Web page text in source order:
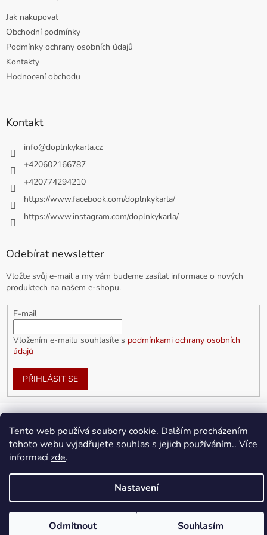
Tento web používá soubory cookie. Dalším procházením
tohoto webu vyjadřujete souhlas s jejich používáním.. Více
informacízde.
Nastavení
Odmítnout Souhlasím
Jak nakupovat
Obchodní podmínky
Podmínky ochrany osobních údajů
Kontakty
Hodnocení obchodu
Kontakt
info@doplnkykarla.cz
+420602166787
+420774294210
https://www.facebook.com/doplnkykarla/
https://www.instagram.com/doplnkykarla/
Odebírat newsletter
Vložte svůj e-mail a my vám budeme zasílat informace o nových
produktech na našem e-shopu.
E-mail
Vložením e-mailu souhlasíte s podmínkami ochrany osobních
údajů
PŘIHLÁSIT SE
Vytvořil Shoptet